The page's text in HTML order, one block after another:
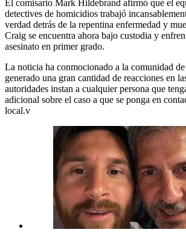
El comisario Mark Hildebrand afirmó que el
detectives de homicidios trabajó
verdad detrás de la repentina enfermedad y
Craig se encuentra ahora bajo custodia y
asesinato en primer grado.
La noticia ha conmocionado a la comunidad
generado una gran cantidad de reacciones en
autoridades instan a cualquier persona que
adicional sobre el caso a que se ponga en
local.v